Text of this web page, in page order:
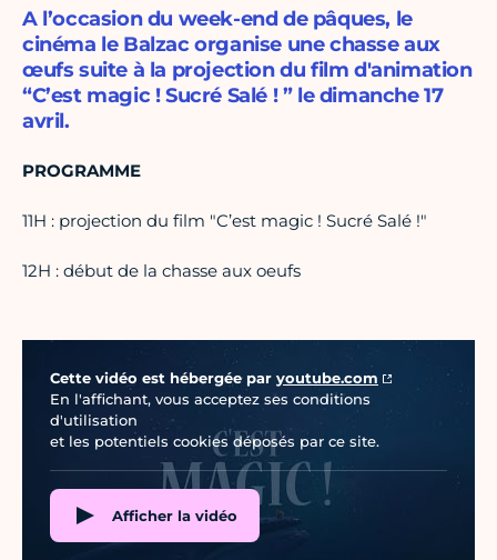
A l’occasion du week-end de pâques, le
cinéma le Balzac organise une chasse aux
œufs suite à la projection du film d'animation
“C’est magic ! Sucré Salé ! ” le dimanche 17
avril.
PROGRAMME
11H : projection du film "C’est magic ! Sucré Salé !"
12H : début de la chasse aux oeufs
Cette vidéo est hébergée par youtube.com
En l'affichant, vous acceptez ses conditions
d'utilisation
et les potentiels cookies déposés par ce site.
Afficher la vidéo